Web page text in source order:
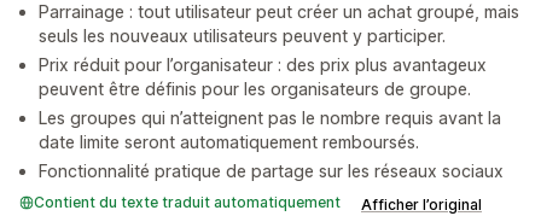
Parrainage : tout utilisateur peut créer un achat groupé, mais
seuls les nouveaux utilisateurs peuvent y participer.
Prix réduit pour l’organisateur : des prix plus avantageux
peuvent être définis pour les organisateurs de groupe.
Les groupes qui n’atteignent pas le nombre requis avant la
date limite seront automatiquement remboursés.
Fonctionnalité pratique de partage sur les réseaux sociaux
Contient du texte traduit automatiquement Afficher l’original